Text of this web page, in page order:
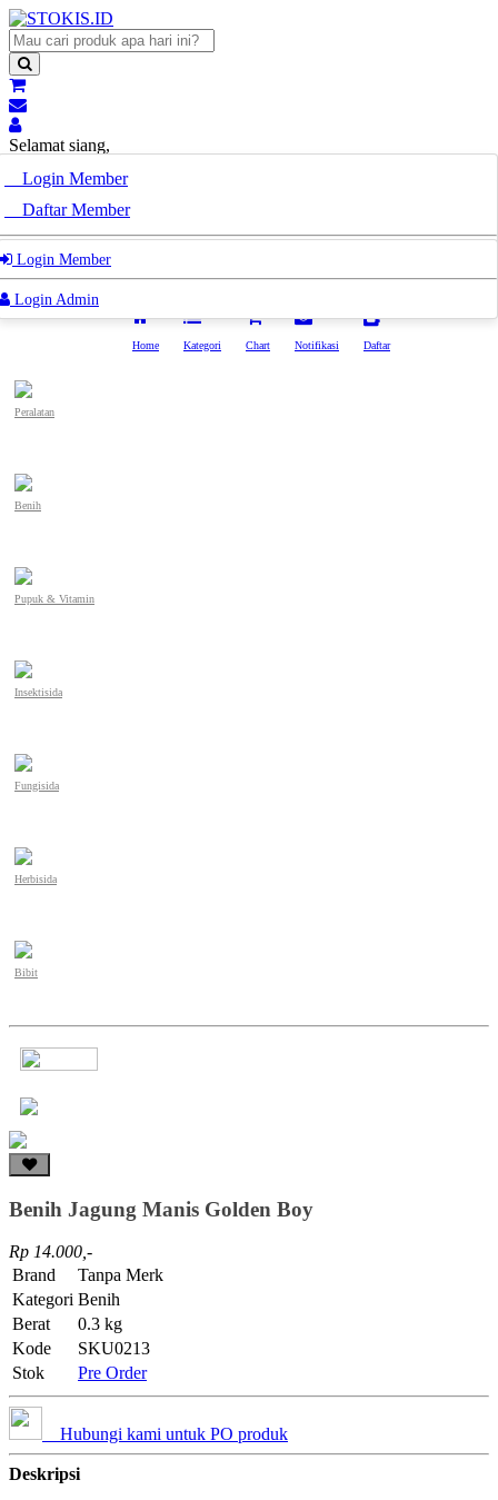
Login Member
Daftar Member
Login Admin
Selamat siang,
Selamat siang,
Login Member
Login Admin
Home Kategori Chart Notifikasi Daftar
Peralatan
Benih
Pupuk & Vitamin
Insektisida
Fungisida
Herbisida
Bibit
Benih Jagung Manis Golden Boy
Rp 14.000,-
Brand
Tanpa Merk
Kategori Benih
Berat
0.3 kg
Kode
SKU0213
Stok
Pre Order
Hubungi kami untuk PO produk
Deskripsi